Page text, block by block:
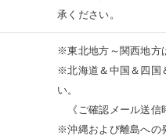
承ください。
※東北地方～関西地方
※北海道＆中国＆四国
い。
《ご確認メール送信
※沖縄および離島への